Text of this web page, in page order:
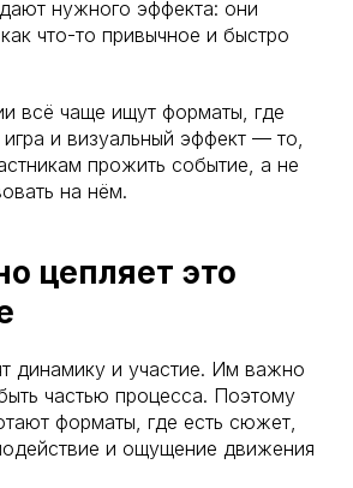
нужного эффекта: они
что-то привычное и быстро
всё чаще ищут форматы, где
и визуальный эффект — то,
прожить событие, а не
на нём.
цепляет это
динамику и участие. Им важно
частью процесса. Поэтому
форматы, где есть сюжет,
и ощущение движения